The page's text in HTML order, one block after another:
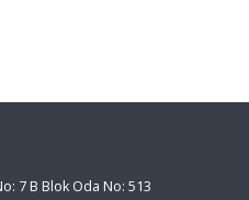
7 B Blok Oda No: 513